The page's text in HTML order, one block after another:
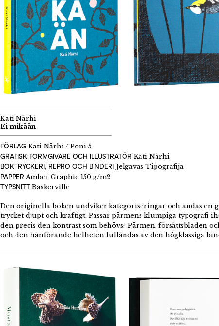
Kati Närhi
Ei mikään
FÖRLAG Kati Närhi / Poni 5
GRAFISK FORMGIVARE OCH ILLUSTRATÖR Kati Närhi
BOKTRYCKERI, REPRO OCH BINDERI Jelgavas Tipogrāfija
PAPPERAmber Graphic 150 g/m2
TYPSNITT Baskerville
Den originella boken undviker kategoriseringar och andas en
trycket djupt och kraftigt. Passar pärmens klumpiga typografi
den precis den kontrast som behövs? Pärmen, försättsbladen
och den hänförande helheten fulländas av den högklassiga